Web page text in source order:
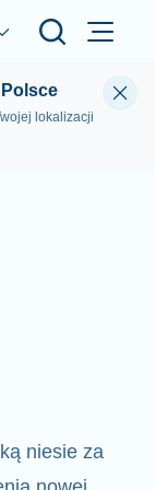
content
lokalizacji
niesie za